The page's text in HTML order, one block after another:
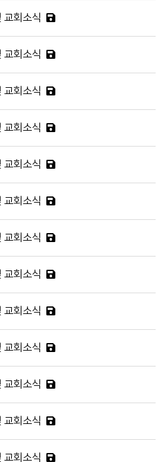
회소식
회소식
회소식
회소식
회소식
회소식
회소식
회소식
회소식
회소식
회소식
회소식
회소식